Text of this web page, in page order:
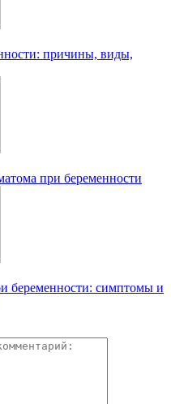
причины, виды,
при беременности
беременности: симптомы и